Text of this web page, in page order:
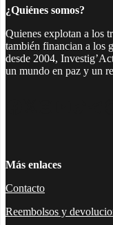
¿Quiénes somos?
Quienes explotan a los
también financian a los
desde 2004,
un mundo en paz y un
Más enlaces
Contacto
Reembolsos y